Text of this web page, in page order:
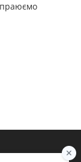
праюємо